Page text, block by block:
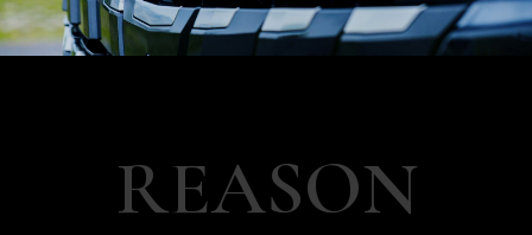
REASON